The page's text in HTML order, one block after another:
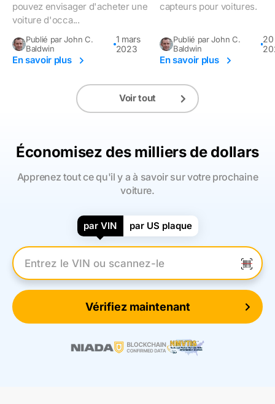
pouvez envisager d'acheter une
voiture d'occa...
Publié par John C.
Baldwin
1 mars
2023
En savoir plus
capteurs pour voitures.
Publié par John C.
Baldwin
20
En savoir plus
Voir tout
Économisez des milliers de dollars
Apprenez tout ce qu'il y a à savoir sur votre prochaine
voiture.
par VIN par US plaque
Entrez le numéro VIN
Vérifiez maintenant